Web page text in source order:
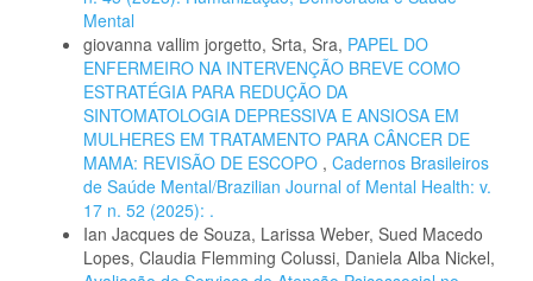
Mental
giovanna vallim jorgetto, Srta, Sra, PAPEL DO
ENFERMEIRO NA INTERVENÇÃO BREVE COMO
ESTRATÉGIA PARA REDUÇÃO DA
SINTOMATOLOGIA DEPRESSIVA E ANSIOSA EM
MULHERES EM TRATAMENTO PARA CÂNCER DE
MAMA: REVISÃO DE ESCOPO , Cadernos Brasileiros
de Saúde Mental/Brazilian Journal of Mental Health: v.
17 n. 52 (2025): .
Ian Jacques de Souza, Larissa Weber, Sued Macedo
Lopes, Claudia Flemming Colussi, Daniela Alba Nickel,